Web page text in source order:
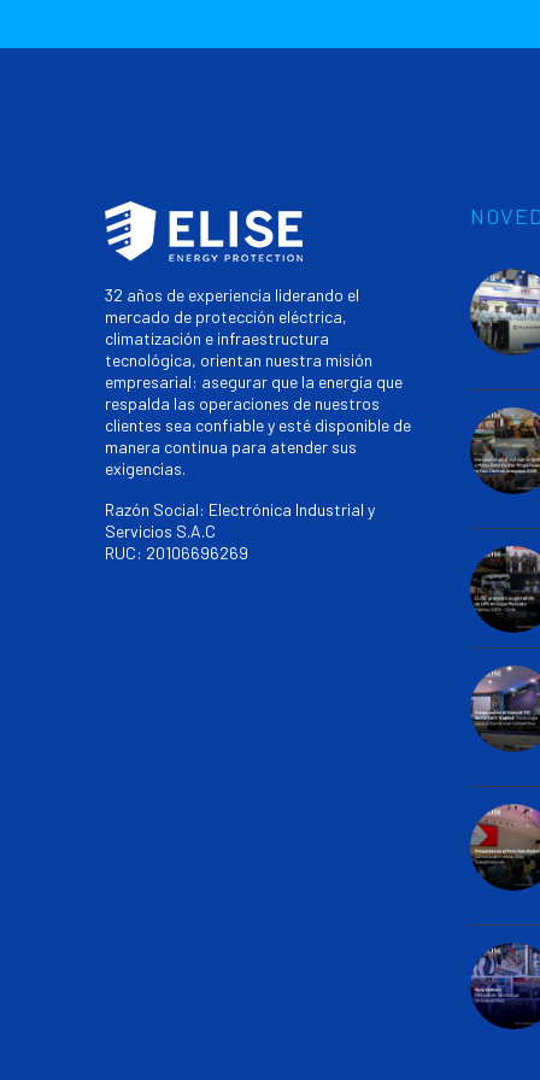
32 años de experiencia liderando el
mercado de protección eléctrica,
climatización e infraestructura
tecnológica, orientan nuestra misión
empresarial: asegurar que la energía que
respalda las operaciones de nuestros
clientes sea confiable y esté disponible de
manera continua para atender sus
exigencias.
Razón Social: Electrónica Industrial y
Servicios S.A.C
RUC: 20106696269